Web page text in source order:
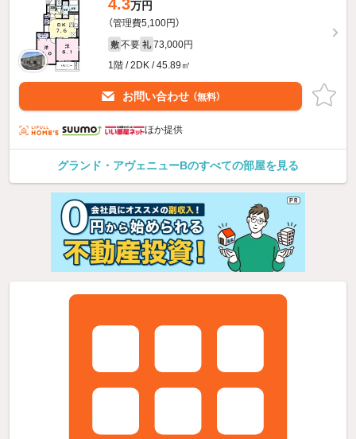
4.3万円
（管理費5,100円）
敷 不要 礼 73,000円
1階 / 2DK / 45.89㎡
お問い合わせ （無料）
ほか提供
グランド・アヴェニューBのすべての部屋を見る